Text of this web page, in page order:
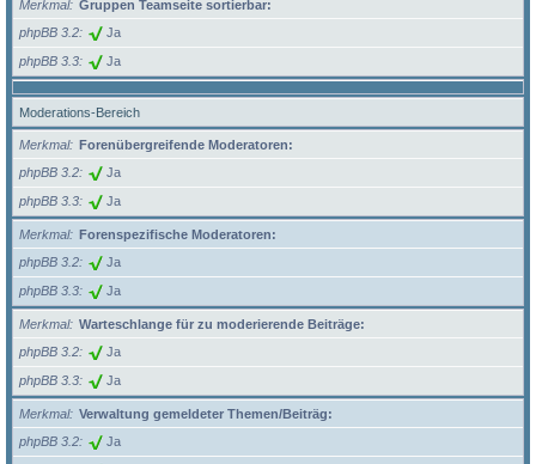
Merkmal
Gruppen Teamseite sortierbar:
phpBB 3.2
Ja
phpBB 3.3 Ja
Moderations-Bereich
Merkmal
Forenübergreifende Moderatoren:
phpBB 3.2
Ja
phpBB 3.3 Ja
Merkmal
Forenspezifische Moderatoren:
phpBB 3.2
Ja
phpBB 3.3 Ja
Merkmal
Warteschlange für zu moderierende Beiträge:
phpBB 3.2
Ja
phpBB 3.3 Ja
Merkmal
Verwaltung gemeldeter Themen/Beiträg:
phpBB 3.2
Ja